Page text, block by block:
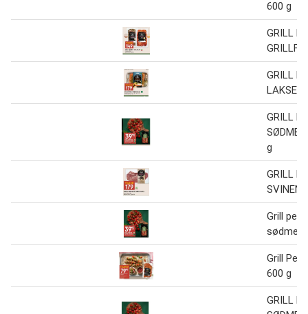
600 g
GRILL
GRILL
GRILL
g
GRILL
Grill
Grill
600 g
GRILL